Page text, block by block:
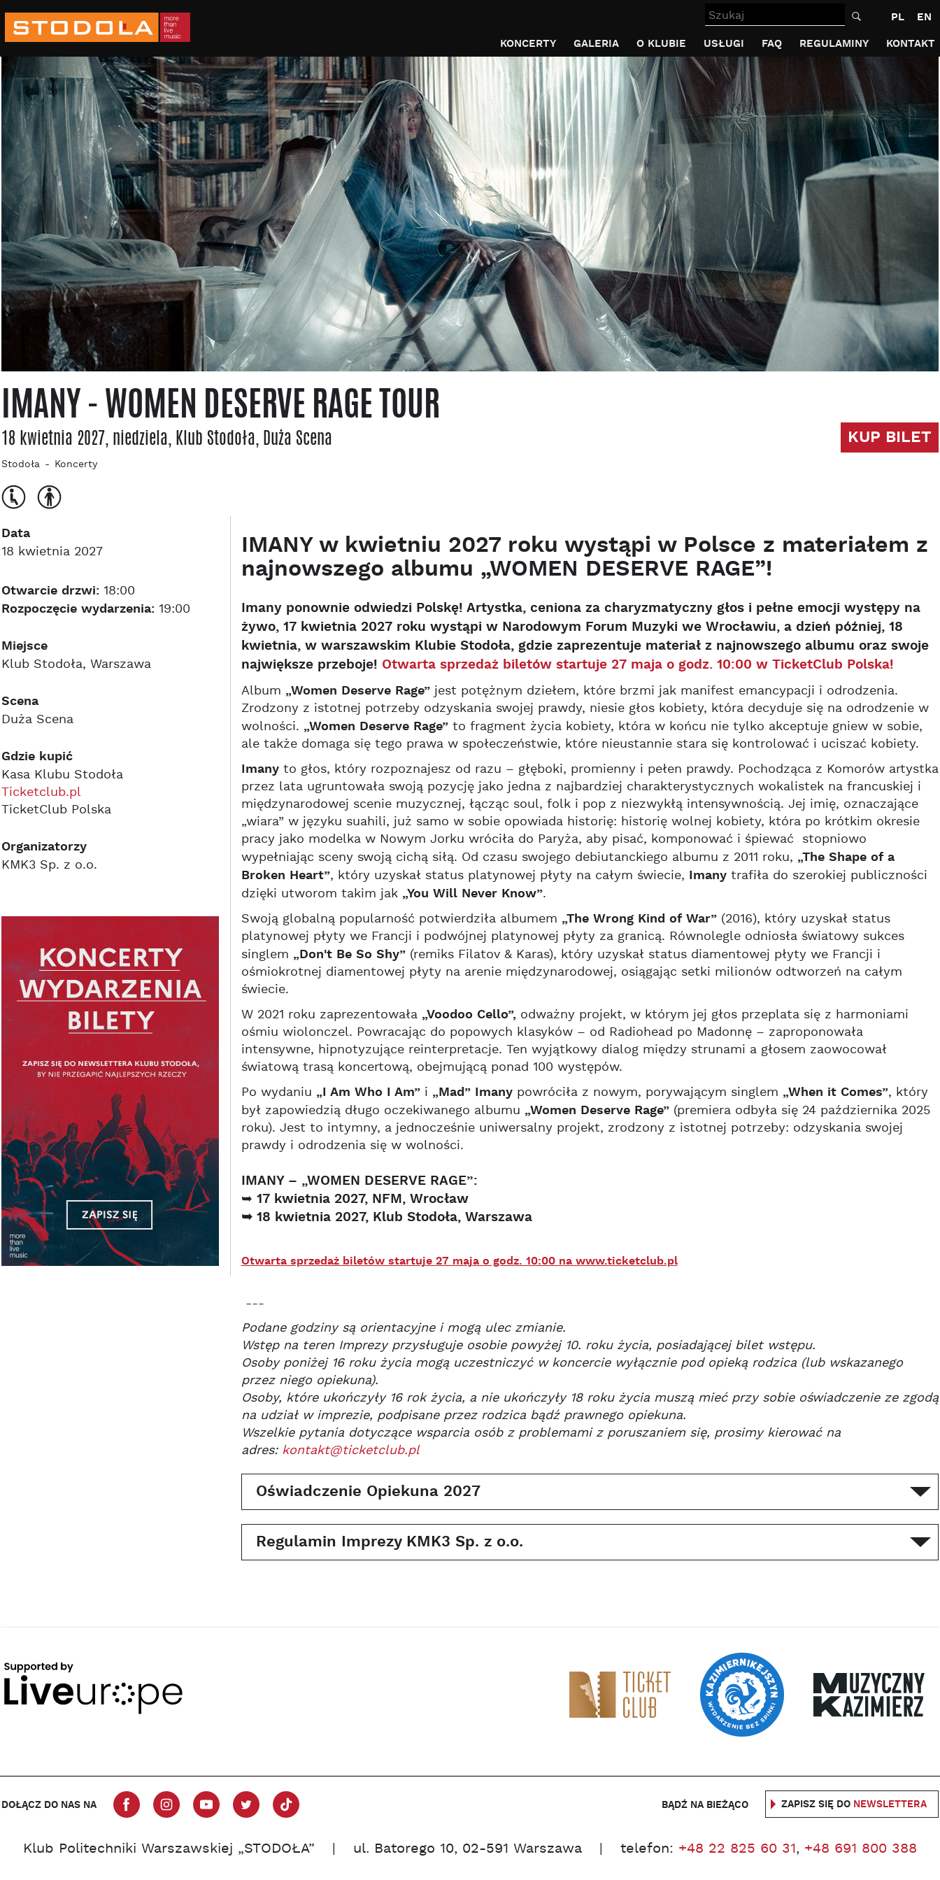
Szukaj PL
EN
KONCERTY
GALERIA O KLUBIE USŁUGI FAQ REGULAMINY KONTAKT
IMANY - WOMEN DESERVE RAGE TOUR
18 kwietnia 2027, niedziela, Klub Stodoła, Duża Scena KUP BILET
Stodoła Koncerty
Data
18 kwietnia 2027
Otwarcie drzwi: 18:00
Rozpoczęcie wydarzenia: 19:00
Miejsce
Klub Stodoła, Warszawa
Scena
Duża Scena
Gdzie kupić
Kasa Klubu Stodoła
Ticketclub.pl
TicketClub Polska
Organizatorzy
KMK3 Sp. z o.o.
IMANY w kwietniu 2027 roku wystąpi w Polsce z materiałem z
najnowszego albumu „WOMEN DESERVE RAGE”!
Imany ponownie odwiedzi Polskę! Artystka, ceniona za charyzmatyczny głos i pełne emocji występy na
żywo, 17 kwietnia 2027 roku wystąpi w Narodowym Forum Muzyki we Wrocławiu, a dzień później, 18
kwietnia, w warszawskim Klubie Stodoła, gdzie zaprezentuje materiał z najnowszego albumu oraz swoje
największe przeboje! Otwarta sprzedaż biletów startuje 27 maja o godz. 10:00 w TicketClub Polska!
Album „Women Deserve Rage”jest potężnym dziełem, które brzmi jak manifest emancypacji i odrodzenia.
Zrodzony z istotnej potrzeby odzyskania swojej prawdy, niesie głos kobiety, która decyduje się na odrodzenie w
wolności. „Women Deserve Rage” to fragment życia kobiety, która w końcu nie tylko akceptuje gniew w sobie,
ale także domaga się tego prawa w społeczeństwie, które nieustannie stara się kontrolować i uciszać kobiety.
Imanyto głos, który rozpoznajesz od razu – głęboki, promienny i pełen prawdy. Pochodząca z Komorów artystka
przez lata ugruntowała swoją pozycję jako jedna z najbardziej charakterystycznych wokalistek na francuskiej i
międzynarodowej scenie muzycznej, łącząc soul, folk i pop z niezwykłą intensywnością. Jej imię, oznaczające
„wiara” w języku suahili, już samo w sobie opowiada historię: historię wolnej kobiety, która po krótkim okresie
pracy jako modelka w Nowym Jorku wróciła do Paryża, aby pisać, komponować i śpiewać stopniowo
wypełniając sceny swoją cichą siłą. Od czasu swojego debiutanckiego albumu z 2011 roku, „The Shape of a
Broken Heart”, który uzyskał status platynowej płyty na całym świecie, Imanytrafiła do szerokiej publiczności
dzięki utworom takim jak „You Will Never Know”.
Swoją globalną popularność potwierdziła albumem „The Wrong Kind of War”(2016), który uzyskał status
platynowej płyty we Francji i podwójnej platynowej płyty za granicą. Równolegle odniosła światowy sukces
singlem „Don't Be So Shy”(remiks Filatov & Karas), który uzyskał status diamentowej płyty we Francji i
ośmiokrotnej diamentowej płyty na arenie międzynarodowej, osiągając setki milionów odtworzeń na całym
świecie.
W 2021 roku zaprezentowała „Voodoo Cello”,odważny projekt, w którym jej głos przeplata się z harmoniami
ośmiu wiolonczel. Powracając do popowych klasyków – od Radiohead po Madonnę – zaproponowała
intensywne, hipnotyzujące reinterpretacje. Ten wyjątkowy dialog między strunami a głosem zaowocował
światową trasą koncertową, obejmującą ponad 100 występów.
Po wydaniu „I Am Who I Am”i „Mad” Imanypowróciła z nowym, porywającym singlem „When it Comes”, który
był zapowiedzią długo oczekiwanego albumu „Women Deserve Rage”(premiera odbyła się 24 października 2025
roku). Jest to intymny, a jednocześnie uniwersalny projekt, zrodzony z istotnej potrzeby: odzyskania swojej
prawdy i odrodzenia się w wolności.
IMANY – „WOMEN DESERVE RAGE”:
➥ 17 kwietnia 2027, NFM, Wrocław
➥18 kwietnia 2027, Klub Stodoła, Warszawa
Otwarta sprzedaż biletów startuje 27 maja o godz. 10:00 na www.ticketclub.pl
---
Podane godziny są orientacyjne i mogą ulec zmianie.
Wstęp na teren Imprezy przysługuje osobie powyżej 10. roku życia, posiadającej bilet wstępu.
Osoby poniżej 16 roku życia mogą uczestniczyć w koncercie wyłącznie pod opieką rodzica (lub wskazanego
przez niego opiekuna).
Osoby, które ukończyły 16 rok życia, a nie ukończyły 18 roku życia muszą mieć przy sobie oświadczenie ze zgodą
na udział w imprezie, podpisane przez rodzica bądź prawnego opiekuna.
Wszelkie pytania dotyczące wsparcia osób z problemami z poruszaniem się, prosimy kierować na
adres: kontakt@ticketclub.pl
Oświadczenie Opiekuna 2027
Regulamin Imprezy KMK3 Sp. z o.o.
DOŁĄCZ DO NAS NA BĄDŹ NA BIEŻĄCO ZAPISZ SIĘ DO NEWSLETTERA
Klub Politechniki Warszawskiej „STODOŁA” ul. Batorego 10, 02-591 Warszawa telefon: +48 22 825 60 31, +48 691 800 388